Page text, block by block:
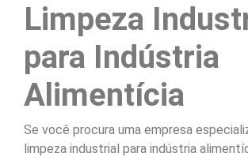
Limpeza
para Indústria
Alimentícia
Se você procura uma empresa
limpeza industrial para indústria